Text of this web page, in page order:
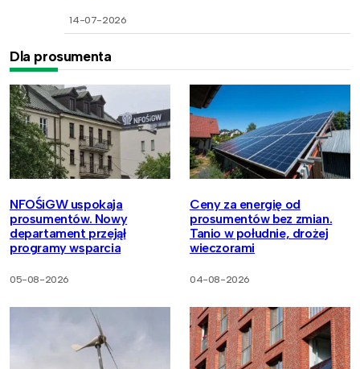
14-07-2026
Dla prosumenta
NFOŚiGW uspokaja
prosumentów. Nowy
departament przejął
programy wsparcia
05-08-2026
Ceny za energię od
prosumentów bez zmian.
Tanio w południe, drożej
wieczorami
04-08-2026